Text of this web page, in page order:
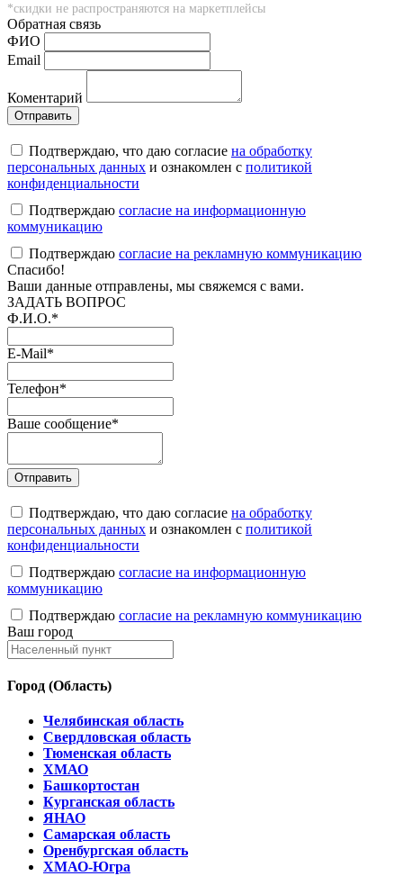
*скидки не распространяются на маркетплейсы
Обратная связь
ФИO
Email
Коментарий
Подтверждаю, что даю согласие на обработку
персональных данных и ознакомлен с политикой
конфиденциальности
Подтверждаю согласие на информационную
коммуникацию
Подтверждаю согласие на рекламную коммуникацию
Cпасибо!
Ваши данные отправлены, мы свяжемся с вами.
ЗАДАТЬ ВОПРОС
Ф.И.О.*
E-Mail*
Телефон*
Ваше сообщение*
Подтверждаю, что даю согласие на обработку
персональных данных и ознакомлен с политикой
конфиденциальности
Подтверждаю согласие на информационную
коммуникацию
Подтверждаю согласие на рекламную коммуникацию
Ваш город
Город (Область)
Челябинская область
Свердловская область
Тюменская область
ХМАО
Башкортостан
Курганская область
ЯНАО
Самарская область
Оренбургская область
ХМАО-Югра